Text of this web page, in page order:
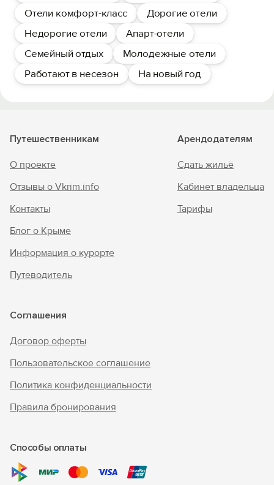
Отели комфорт-класс
Дорогие отели
Недорогие отели
Апарт-отели
Семейный отдых
Молодежные отели
Работают в несезон
На новый год
Путешественникам
О проекте
Отзывы о Vkrim.info
Контакты
Блог о Крыме
Информация о курорте
Путеводитель
Арендодателям
Сдать жильё
Кабинет владельца
Тарифы
Соглашения
Договор оферты
Пользовательское соглашение
Политика конфиденциальности
Правила бронирования
Способы оплаты